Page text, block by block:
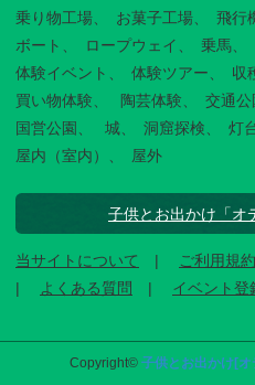
乗り物工場
お菓子工場 飛行
ボート
ロープウェイ 乗馬
体験イベント
体験ツアー 収
買い物体験
陶芸体験 交通公
国営公園
城 洞窟探検 灯
屋内（室内）
屋外
子供とお出かけ「オ
当サイトについて ご利用規約
よくある質問
イベント登
Copyright© 子供とお出かけ[オ